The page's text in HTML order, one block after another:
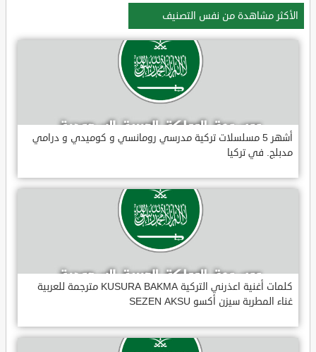
الأكثر مشاهدة من نفس التصنيف
أشهر 5 مسلسلات تركية مدرسي رومانسي و كوميدي و درامي
مدبلج. في تركيا
كلمات أغنية اعذرني التركية KUSURA BAKMA مترجمة للعربية
غناء المطربة سيزن أكسو SEZEN AKSU